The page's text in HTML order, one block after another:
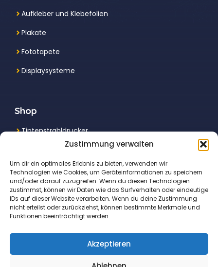
Zustimmung verwalten
Um dir ein optimales Erlebnis zu bieten, verwenden wir
Technologien wie Cookies, um Geräteinformationen zu speichern
und/oder darauf zuzugreifen. Wenn du diesen Technologien
zustimmst, können wir Daten wie das Surfverhalten oder eindeutige
IDs auf dieser Website verarbeiten. Wenn du deine Zustimmung
nicht erteilst oder zurückziehst, können bestimmte Merkmale und
Funktionen beeinträchtigt werden.
Akzeptieren
Aufkleber und Klebefolien
Plakate
Fototapete
Displaysysteme
Shop
Tintenstrahldrucker
Multifunktionsdrucker
Laserdrucker
Fotodrucker